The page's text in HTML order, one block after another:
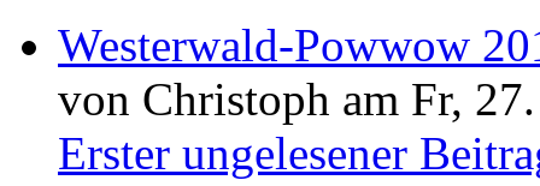
Westerwald-Powwow
von Christoph am Fr,
Erster ungelesener